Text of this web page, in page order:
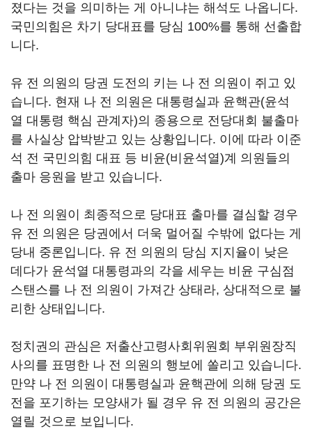
졌다는 것을 의미하는 게 아니냐는 해석도 나옵니다.
국민의힘은 차기 당대표를 당심 100%를 통해 선출합
니다.
유 전 의원의 당권 도전의 키는 나 전 의원이 쥐고 있
습니다. 현재 나 전 의원은 대통령실과 윤핵관(윤석
열 대통령 핵심 관계자)의 종용으로 전당대회 불출마
를 사실상 압박받고 있는 상황입니다. 이에 따라 이준
석 전 국민의힘 대표 등 비윤(비윤석열)계 의원들의
출마 응원을 받고 있습니다.
나 전 의원이 최종적으로 당대표 출마를 결심할 경우
유 전 의원은 당권에서 더욱 멀어질 수밖에 없다는 게
당내 중론입니다. 유 전 의원의 당심 지지율이 낮은
데다가 윤석열 대통령과의 각을 세우는 비윤 구심점
스탠스를 나 전 의원이 가져간 상태라, 상대적으로 불
리한 상태입니다.
정치권의 관심은 저출산고령사회위원회 부위원장직
사의를 표명한 나 전 의원의 행보에 쏠리고 있습니다.
만약 나 전 의원이 대통령실과 윤핵관에 의해 당권 도
전을 포기하는 모양새가 될 경우 유 전 의원의 공간은
열릴 것으로 보입니다.